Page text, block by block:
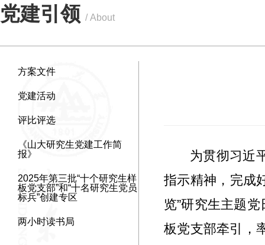
党建引领 / About
方案文件
党建活动
评比评选
《山大研究生党建工作简
报》
2025年第三批“十个研究生样
板党支部”和“十名研究生党员
标兵”创建专区
两小时读书局
为贯彻习近
指示精神，完成
览”研究生主题
板党支部牵引，